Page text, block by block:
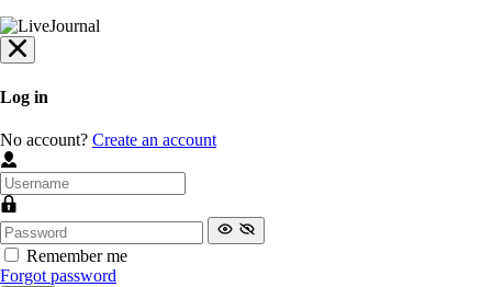
Log in
No account? Create an account
Remember me
Forgot password